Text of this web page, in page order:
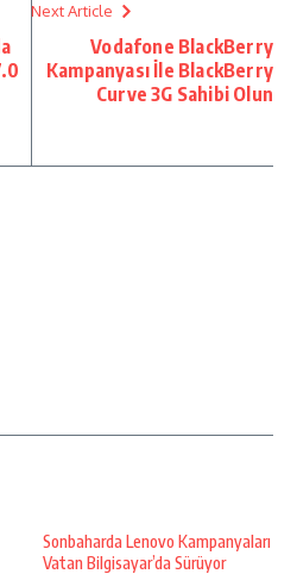
Next Article
Vodafone BlackBerry
Kampanyası İle BlackBerry
Curve 3G Sahibi Olun
Sonbaharda Lenovo Kampanyaları
Vatan Bilgisayar’da Sürüyor